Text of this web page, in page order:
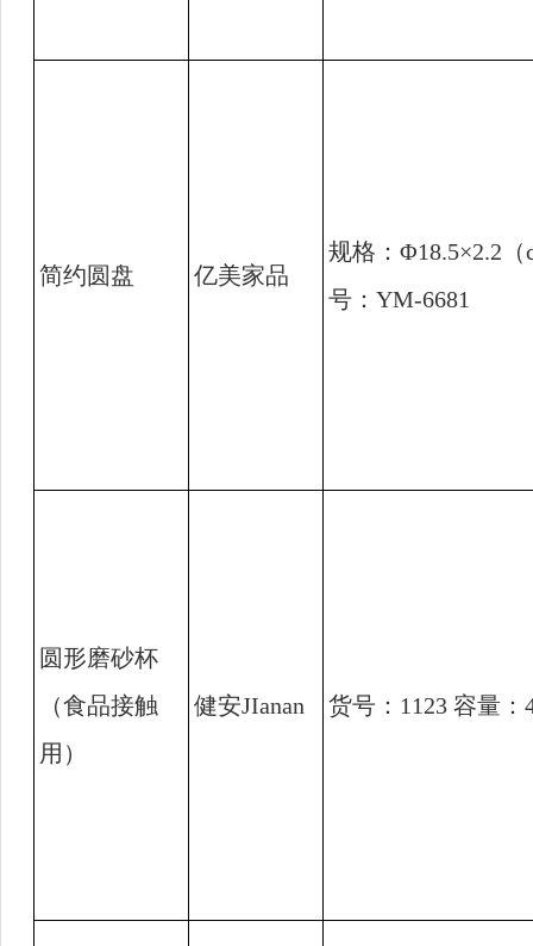
简约圆盘 亿美家品
规格： Φ18.5×2.2 （
号： YM-6681
圆形磨砂杯
（食品接触
用）
健安JIanan 货号： 1123 容量：